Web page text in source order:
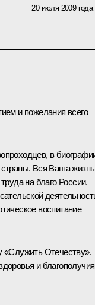
20 июля 2009 года
и пожелания всего
в
страны. Вся Ваша
на благо России.
воспитание
«Служить Отечеству».
и